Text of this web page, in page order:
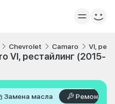
Chevrolet Camaro VI,
VI, рестайлинг (2015-
Замена масла Ремонт